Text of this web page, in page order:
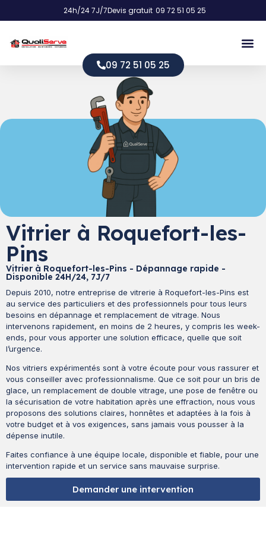
24h/24 7J/7Devis gratuit 09 72 51 05 25
09 72 51 05 25
Vitrier à Roquefort-les-
Pins
Vitrier à Roquefort-les-Pins - Dépannage rapide -
Disponible 24H/24, 7J/7
Depuis 2010, notre entreprise de vitrerie à Roquefort-les-Pins est
au service des particuliers et des professionnels pour tous leurs
besoins en dépannage et remplacement de vitrage. Nous
intervenons rapidement, en moins de 2 heures, y compris les week-
ends, pour vous apporter une solution efficace, quelle que soit
l’urgence.
Nos vitriers expérimentés sont à votre écoute pour vous rassurer et
vous conseiller avec professionnalisme. Que ce soit pour un bris de
glace, un remplacement de double vitrage, une pose de fenêtre ou
la sécurisation de votre habitation après une effraction, nous vous
proposons des solutions claires, honnêtes et adaptées à la fois à
votre budget et à vos exigences, sans jamais vous pousser à la
dépense inutile.
Faites confiance à une équipe locale, disponible et fiable, pour une
intervention rapide et un service sans mauvaise surprise.
Demander une intervention